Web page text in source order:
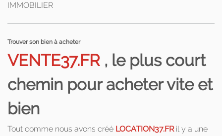
IMMOBILIER
Trouver son bien à acheter
VENTE37.FR , le plus court
chemin pour acheter vite et
bien
Tout comme nous avons créé LOCATION37.FRil y a une